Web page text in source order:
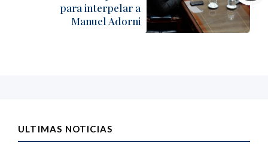
para interpelar a
Manuel Adorni
ULTIMAS NOTICIAS